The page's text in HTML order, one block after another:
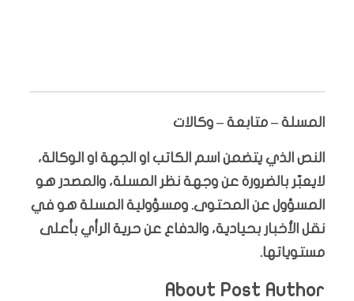
المسلة – متابعة – وكالات
النص الذي يتضمن اسم الكاتب او الجهة او الوكالة،
لايعبّر بالضرورة عن وجهة نظر المسلة، والمصدر هو
المسؤول عن المحتوى. ومسؤولية المسلة هو في
نقل الأخبار بحيادية، والدفاع عن حرية الرأي بأعلى
مستوياتها.
About Post Author